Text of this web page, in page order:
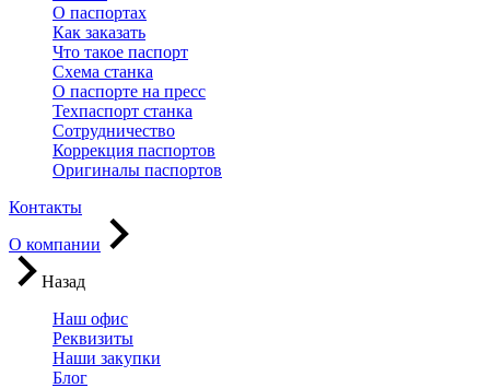
О паспортах
Как заказать
Что такое паспорт
Схема станка
О паспорте на пресс
Техпаспорт станка
Сотрудничество
Коррекция паспортов
Оригиналы паспортов
Контакты
О компании
Назад
Наш офис
Реквизиты
Наши закупки
Блог